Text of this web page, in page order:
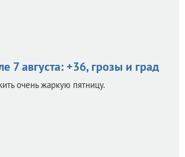
7 августа: +36, грозы и град
очень жаркую пятницу.